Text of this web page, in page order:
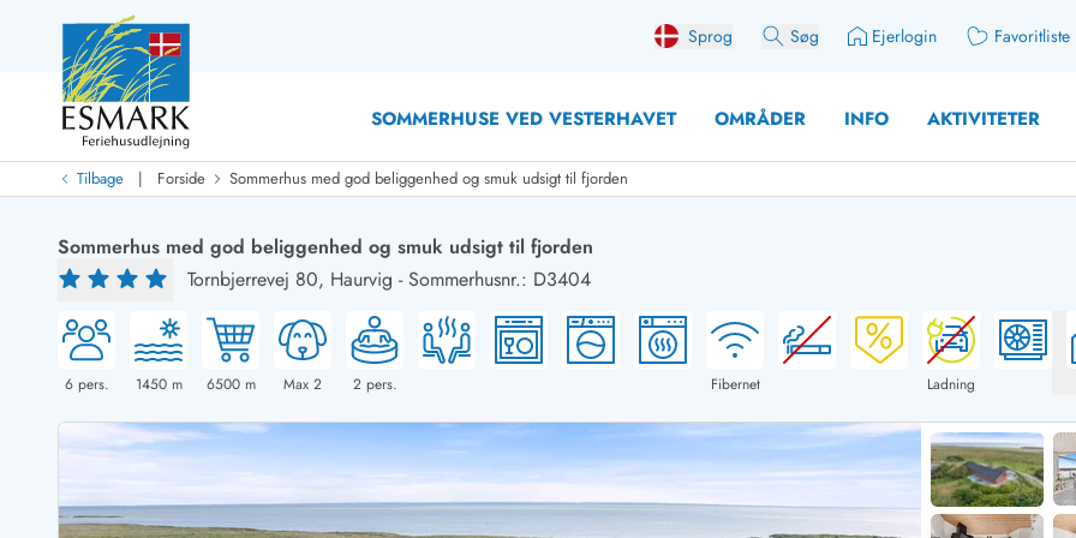
Sprog Søg Ejerlogin Favoritliste
SOMMERHUSE VED VESTERHAVET OMRÅDER INFO AKTIVITETER
Last Minute
Last minute
Nyheder
Nyheder hos Esmark Med swimmingpool Sommerhuse med hund
Nyrenoverede sommerhuse
Sommerhuse med slutrengøring inklusive
Sommerhuse tæt ved vandet
Nybyggede sommerhuse
Sommerhuse med sauna
Sommerhuse med udsigt
Sommerhuse med søndagsskift
Sommerhuse med plads til fangsten
Feriehuse med brændeovn
Luksussommerhuse
Sommerhuse med ydersæsonrabat
Sommerhuse for 2 personer
Sommerhuse for 10
Sommerhuse for 12
Sommerhuse for 14
Sommerhuse i
Sommerhuse i
Sommerhuse i
Sommerhuse i
Tilbage | Forside Sommerhus med god beliggenhed og smuk udsigt til fjorden
Sommerhus med god beliggenhed og smuk udsigt til fjorden
Tornbjerrevej 80, Haurvig -Sommerhusnr.: D3404
6pers. 1450m 6500m Max 2 2pers. Fibernet Ladning